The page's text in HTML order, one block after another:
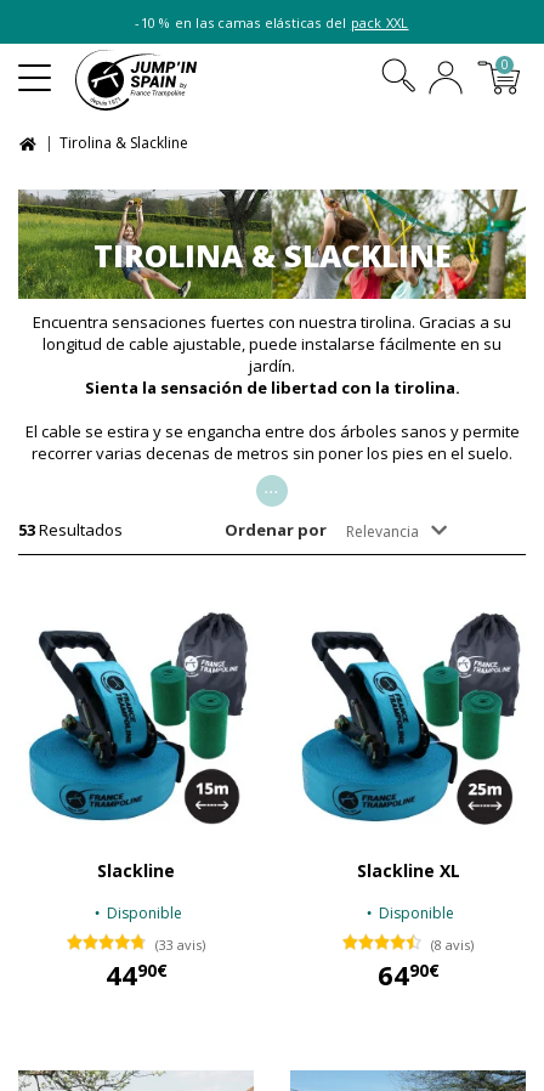
-10 % en las camas elásticas del pack XXL
0
Tirolina & Slackline
TIROLINA & SLACKLINE
Encuentra sensaciones fuertes con nuestra tirolina. Gracias a su
longitud de cable ajustable, puede instalarse fácilmente en su
jardín.
Sienta la sensación de libertad con la tirolina.
El cable se estira y se engancha entre dos árboles sanos y permite
recorrer varias decenas de metros sin poner los pies en el suelo.
...
53Resultados Ordenar por Relevancia
Slackline
Disponible
(33 avis)
4490€
Slackline XL
Disponible
(8 avis)
6490€